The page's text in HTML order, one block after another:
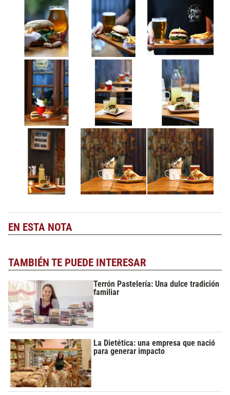
EN ESTA NOTA
TAMBIÉN TE PUEDE INTERESAR
Terrón Pastelería: Una dulce tradición
familiar
La Dietética: una empresa que nació
para generar impacto